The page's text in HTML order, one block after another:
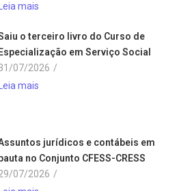
mais
o terceiro livro do Curso de
em Serviço Social
07/2026 /
mais
jurídicos e contábeis em
no Conjunto CFESS-CRESS
07/2026 /